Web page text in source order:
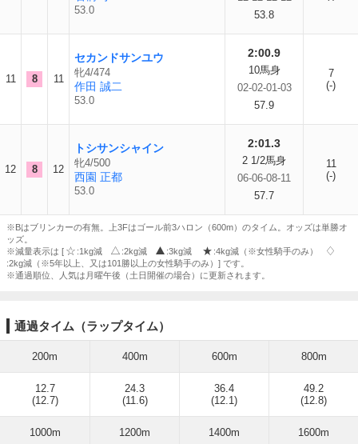
53.0
53.8
11 8 11
セカンドサンユウ
牝4/474
作田 誠二
53.0
2:00.9
10馬身
02-02-01-03
57.9
7
(-)
12 8 12
トシサンシャイン
牝4/500
西園 正都
53.0
2:01.3
2 1/2馬身
06-06-08-11
57.7
11
(-)
※Bはブリンカーの有無。上3Fはゴール前3ハロン（600m）のタイム。オッズは単勝オ
ッズ。
※減量表示は [
:1kg減 :2kg減 :3kg減
:4kg減（※女性騎手のみ）
:2kg減（※5年以上、又は101勝以上の女性騎手のみ）] です。
※通過順位、人気は月曜午後（土日開催の場合）に更新されます。
通過タイム（ラップタイム）
200m 400m 600m 800m
12.7
(12.7)
24.3
(11.6)
36.4
(12.1)
49.2
(12.8)
1000m 1200m 1400m 1600m